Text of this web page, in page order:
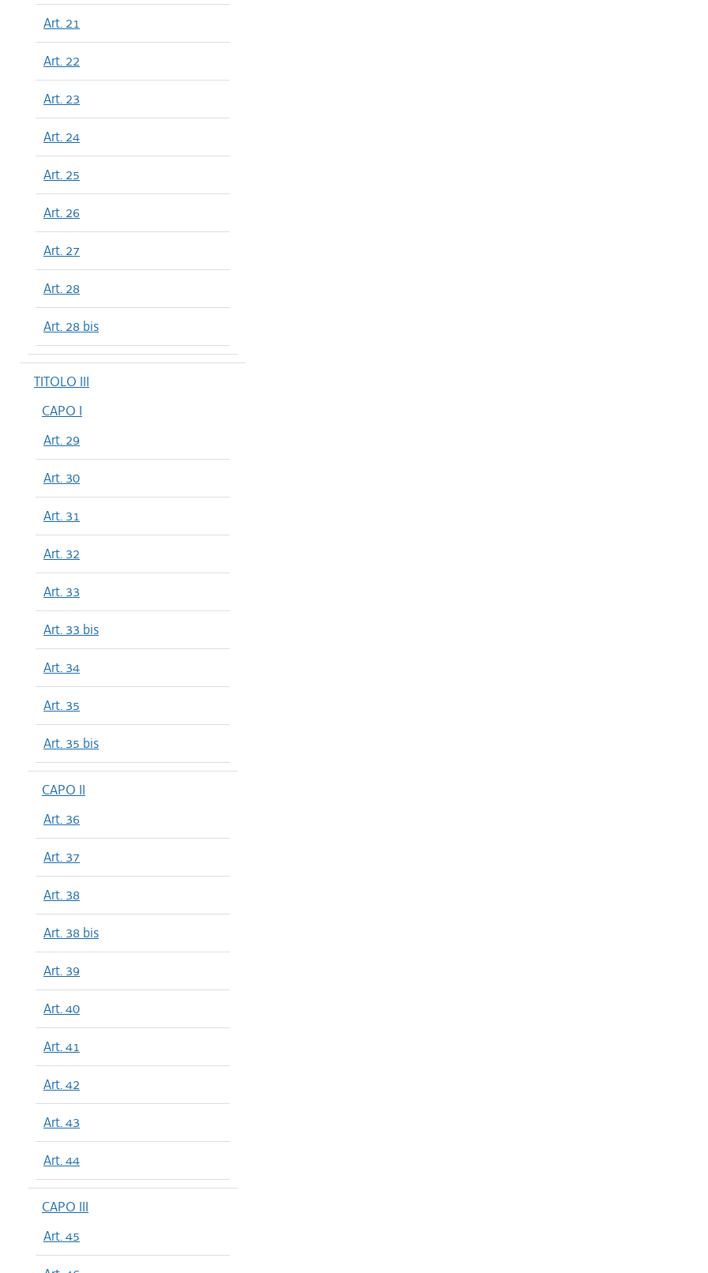
Art. 21
Art. 22
Art. 23
Art. 24
Art. 25
Art. 26
Art. 27
Art. 28
Art. 28 bis
TITOLO III
CAPO I
Art. 29
Art. 30
Art. 31
Art. 32
Art. 33
Art. 33 bis
Art. 34
Art. 35
Art. 35 bis
CAPO II
Art. 36
Art. 37
Art. 38
Art. 38 bis
Art. 39
Art. 40
Art. 41
Art. 42
Art. 43
Art. 44
CAPO III
Art. 45